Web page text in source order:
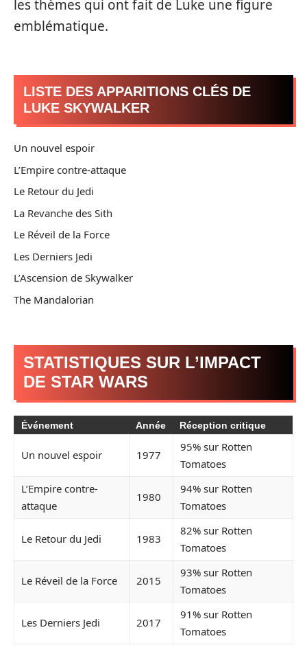
les thèmes qui ont fait de Luke une figure
emblématique.
LISTE DES APPARITIONS CLÉS DE
LUKE SKYWALKER
Un nouvel espoir
L’Empire contre-attaque
Le Retour du Jedi
La Revanche des Sith
Le Réveil de la Force
Les Derniers Jedi
L’Ascension de Skywalker
The Mandalorian
STATISTIQUES SUR L’IMPACT
DE STAR WARS
Événement Année Réception critique
Un nouvel espoir 1977
95% sur Rotten
Tomatoes
L’Empire contre-
attaque
1980
94% sur Rotten
Tomatoes
Le Retour du Jedi 1983
82% sur Rotten
Tomatoes
Le Réveil de la Force 2015
93% sur Rotten
Tomatoes
Les Derniers Jedi 2017
91% sur Rotten
Tomatoes